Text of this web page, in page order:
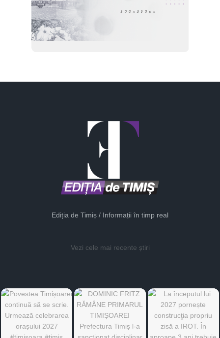
Ediția de Timiș / Informații în timp real
Vezi cele mai recente știri